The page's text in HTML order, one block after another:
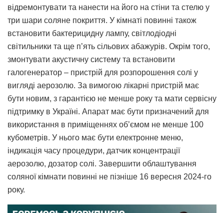
відремонтувати та нанести на його на стіни та стелю у
три шари соляне покриття. У кімнаті повинні також
встановити бактерицидну лампу, світлодіодні
світильники та ще п’ять сільових абажурів. Окрім того,
змонтувати акустичну систему та встановити
галогенератор – пристрій для розпорошення солі у
вигляді аерозолю. За вимогою лікарні пристрій має
бути новим, з гарантією не менше року та мати сервісну
підтримку в Україні. Апарат має бути призначений для
використання в приміщеннях об’ємом не менше 100
кубометрів. У нього має бути електронне меню,
індикація часу процедури, датчик концентрації
аерозолю, дозатор солі. Завершити облаштування
соляної кімнати повинні не пізніше 16 вересня 2024-го
року.